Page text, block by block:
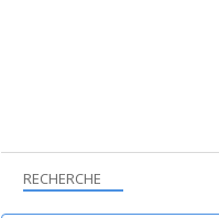
RECHERCHE